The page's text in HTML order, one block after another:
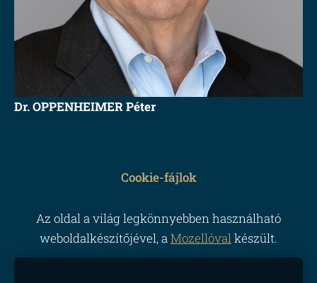
Dr. OPPENHEIMER Péter
Cookie-fájlok
Az oldal a világ legkönnyebben használható
weboldalkészítőjével, aMozellóvalkészült.